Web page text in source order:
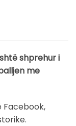
shprehur i
me
Facebook,